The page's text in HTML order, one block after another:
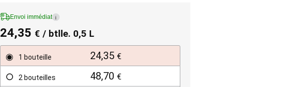
Envoi immédiat i
24,35 € / btlle. 0,5 L
1 bouteille 24,35 €
2 bouteilles 48,70 €